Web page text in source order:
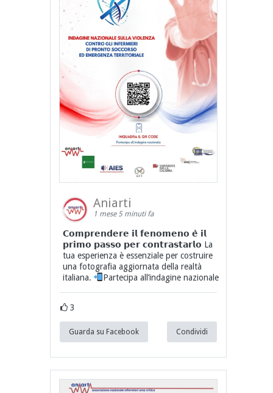
Aniarti
1 mese 5 minuti fa
𝗖𝗼𝗺𝗽𝗿𝗲𝗻𝗱𝗲𝗿𝗲 𝗶𝗹 𝗳𝗲𝗻𝗼𝗺𝗲𝗻𝗼 𝗲̀ 𝗶𝗹
𝗽𝗿𝗶𝗺𝗼 𝗽𝗮𝘀𝘀𝗼 𝗽𝗲𝗿 𝗰𝗼𝗻𝘁𝗿𝗮𝘀𝘁𝗮𝗿𝗹𝗼 La
tua esperienza è essenziale per costruire
una fotografia aggiornata della realtà
italiana.
Partecipa all’indagine nazionale
3
Guarda su Facebook Condividi